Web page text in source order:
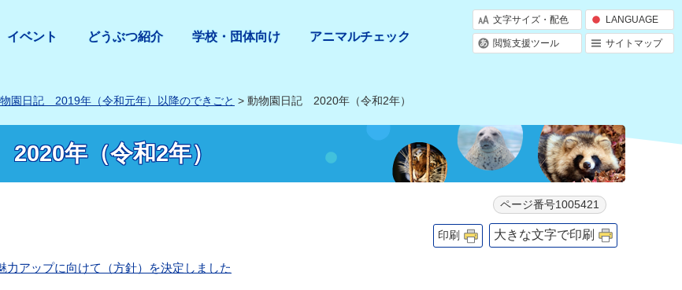
イベント どうぶつ紹介 学校・団体向け アニマルチェック
文字サイズ・配色 LANGUAGE
閲覧支援ツール サイトマップ
園日記 2019年（令和元年）以降のできごと > 動物園日記 2020年（令和2年）
年（令和2年）
ページ番号1005421
印刷 大きな文字で印刷
力アップに向けて（方針）を決定しました